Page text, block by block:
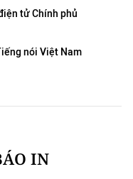
tử Chính phủ
nói Việt Nam
IN